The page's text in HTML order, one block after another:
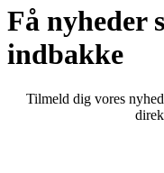
Få nyheder
indbakke
Tilmeld dig vores